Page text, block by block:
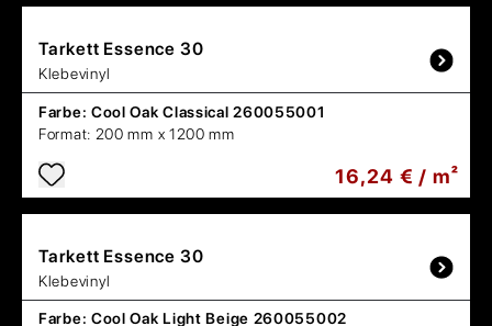
Tarkett Essence 30
Klebevinyl
Farbe: Cool Oak Classical 260055001
Format: 200 mm x 1200 mm
16,24 € / m²
Tarkett Essence 30
Klebevinyl
Farbe: Cool Oak Light Beige 260055002